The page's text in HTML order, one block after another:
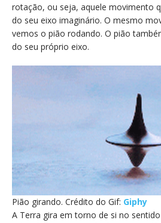
rotação, ou seja, aquele movimento
do seu eixo imaginário. O mesmo
vemos o pião rodando. O pião
do seu próprio eixo.
Pião girando. Crédito do Gif: Giphy
A Terra gira em torno de si no